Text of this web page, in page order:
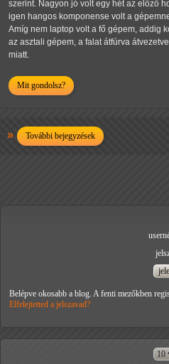
szerint. Nagyon jó volt egy hét az előző
igen hangos komponense volt a
Amíg nem laptop volt a fő gépem, addig
az asztali gépem, a falat átfúrva
miatt.
Mit gondolsz?
További bejegyzések
Belépve okosabb a blog. A fenti mezőkben
Elfelejtetted a jelszavad?